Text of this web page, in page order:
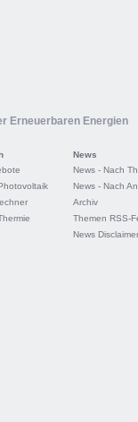
Erneuerbaren Energien
News
News - Nach
News - Nach
Archiv
Themen RSS-
News Disclaimer